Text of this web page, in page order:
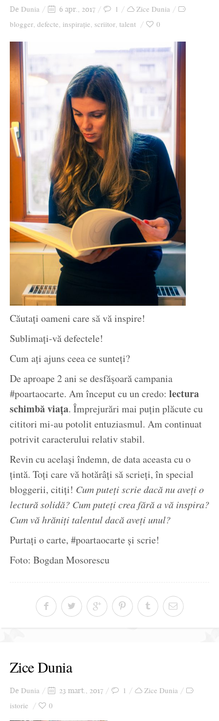
De Dunia 6 apr., 2017 1
Zice Dunia
blogger, defecte, inspirație, scriitor, talent 0
Căutați oameni care să vă inspire!
Sublimați-vă defectele!
Cum ați ajuns ceea ce sunteți?
De aproape 2 ani se desfășoară campania
#poartaocarte. Am început cu un credo: lectura
schimbă viața. Împrejurări mai puțin plăcute cu
cititori mi-au potolit entuziasmul. Am continuat
potrivit caracterului relativ stabil.
Revin cu același îndemn, de data aceasta cu o
țintă. Toți care vă hotărâți să scrieți, în special
bloggerii, citiți! Cum puteți scrie dacă nu aveți o
lectură solidă? Cum puteți crea fără a vă inspira?
Cum vă hrăniți talentul dacă aveți unul?
Purtați o carte, #poartaocarte și scrie!
Foto: Bogdan Mosorescu
Zice Dunia
De Dunia 23 mart., 2017 1
Zice Dunia
istorie
0